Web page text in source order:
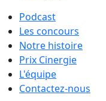
Podcast
Les concours
Notre histoire
Prix Cinergie
L'équipe
Contactez-nous